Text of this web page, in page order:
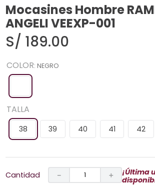
Mocasines Hombre
ANGELI VEEXP-001
S/ 189.00
COLOR: NEGRO
TALLA
38 39 40 41 42
Cantidad ＋
－
¡Última